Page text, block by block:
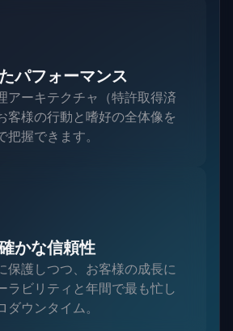
パフォーマンス
アーキテクチャ（特許取得済
客様の行動と嗜好の全体像を
把握できます。
かな信頼性
保護しつつ、お客様の成長に
ラビリティと年間で最も忙し
ウンタイム。